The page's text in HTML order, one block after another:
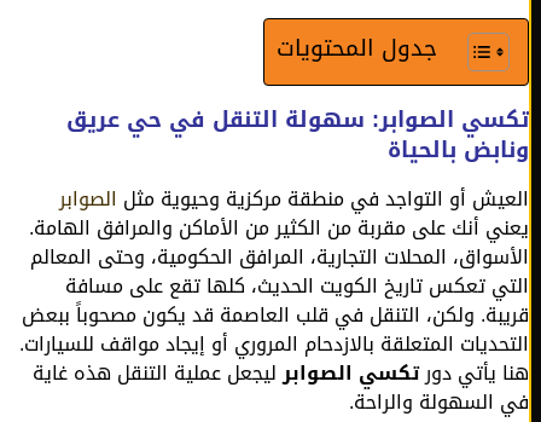
جدول المحتويات
الصوابر: سهولة التنقل في حي عريق
بالحياة
أو التواجد في منطقة مركزية وحيوية مثلالصوابر
أنك على مقربة من الكثير من الأماكن والمرافق الهامة.
المحلات التجارية، المرافق الحكومية، وحتى المعالم
تعكس تاريخ الكويت الحديث، كلها تقع على مسافة
ولكن، التنقل في قلب العاصمة قد يكون مصحوباً ببعض
المتعلقة بالازدحام المروري أو إيجاد مواقف للسيارات.
يأتي دورتكسي الصوابرليجعل عملية التنقل هذه غاية
والراحة.